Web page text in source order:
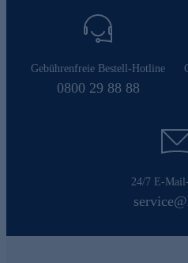
Gebührenfreie Bestell-Hotline
0800 29 88 88
24/7 E-